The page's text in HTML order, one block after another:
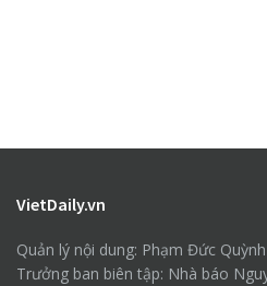
VietDaily.vn
Quản lý nội dung: Phạm Đức Quỳnh
Trưởng ban biên tập: Nhà báo